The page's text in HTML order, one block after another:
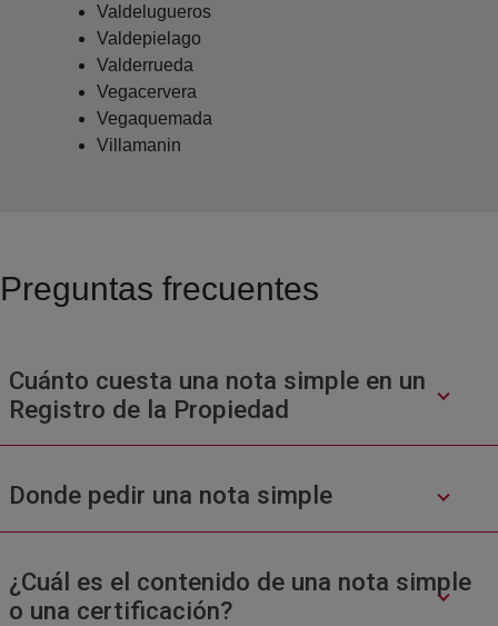
Valdelugueros
Valdepielago
Valderrueda
Vegacervera
Vegaquemada
Villamanin
Preguntas frecuentes
Cuánto cuesta una nota simple en un
Registro de la Propiedad
Donde pedir una nota simple
¿Cuál es el contenido de una nota simple
o una certificación?